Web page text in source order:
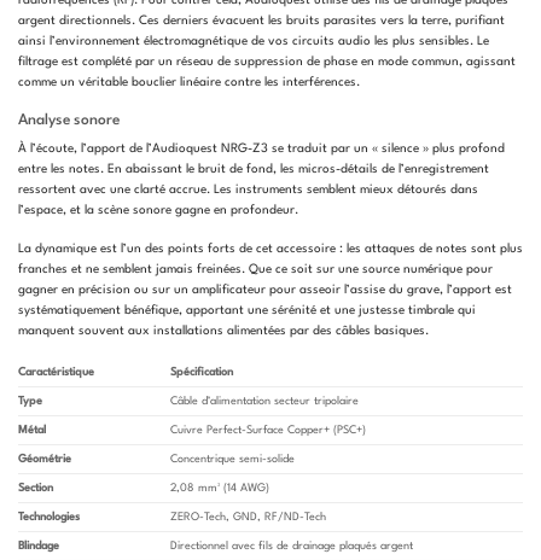
argent directionnels. Ces derniers évacuent les bruits parasites vers la terre, purifiant
ainsi l’environnement électromagnétique de vos circuits audio les plus sensibles. Le
filtrage est complété par un réseau de suppression de phase en mode commun, agissant
comme un véritable bouclier linéaire contre les interférences.
Analyse sonore
À l’écoute, l’apport de l’Audioquest NRG-Z3 se traduit par un « silence » plus profond
entre les notes. En abaissant le bruit de fond, les micros-détails de l’enregistrement
ressortent avec une clarté accrue. Les instruments semblent mieux détourés dans
l’espace, et la scène sonore gagne en profondeur.
La dynamique est l’un des points forts de cet accessoire : les attaques de notes sont plus
franches et ne semblent jamais freinées. Que ce soit sur une source numérique pour
gagner en précision ou sur un amplificateur pour asseoir l’assise du grave, l’apport est
systématiquement bénéfique, apportant une sérénité et une justesse timbrale qui
manquent souvent aux installations alimentées par des câbles basiques.
Caractéristique Spécification
Type Câble d’alimentation secteur tripolaire
Métal Cuivre Perfect-Surface Copper+ (PSC+)
Géométrie Concentrique semi-solide
Section 2,08 mm² (14 AWG)
Technologies ZERO-Tech, GND, RF/ND-Tech
Blindage Directionnel avec fils de drainage plaqués argent